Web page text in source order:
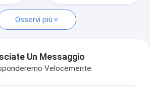
Osservi più
Un Messaggio
Velocemente